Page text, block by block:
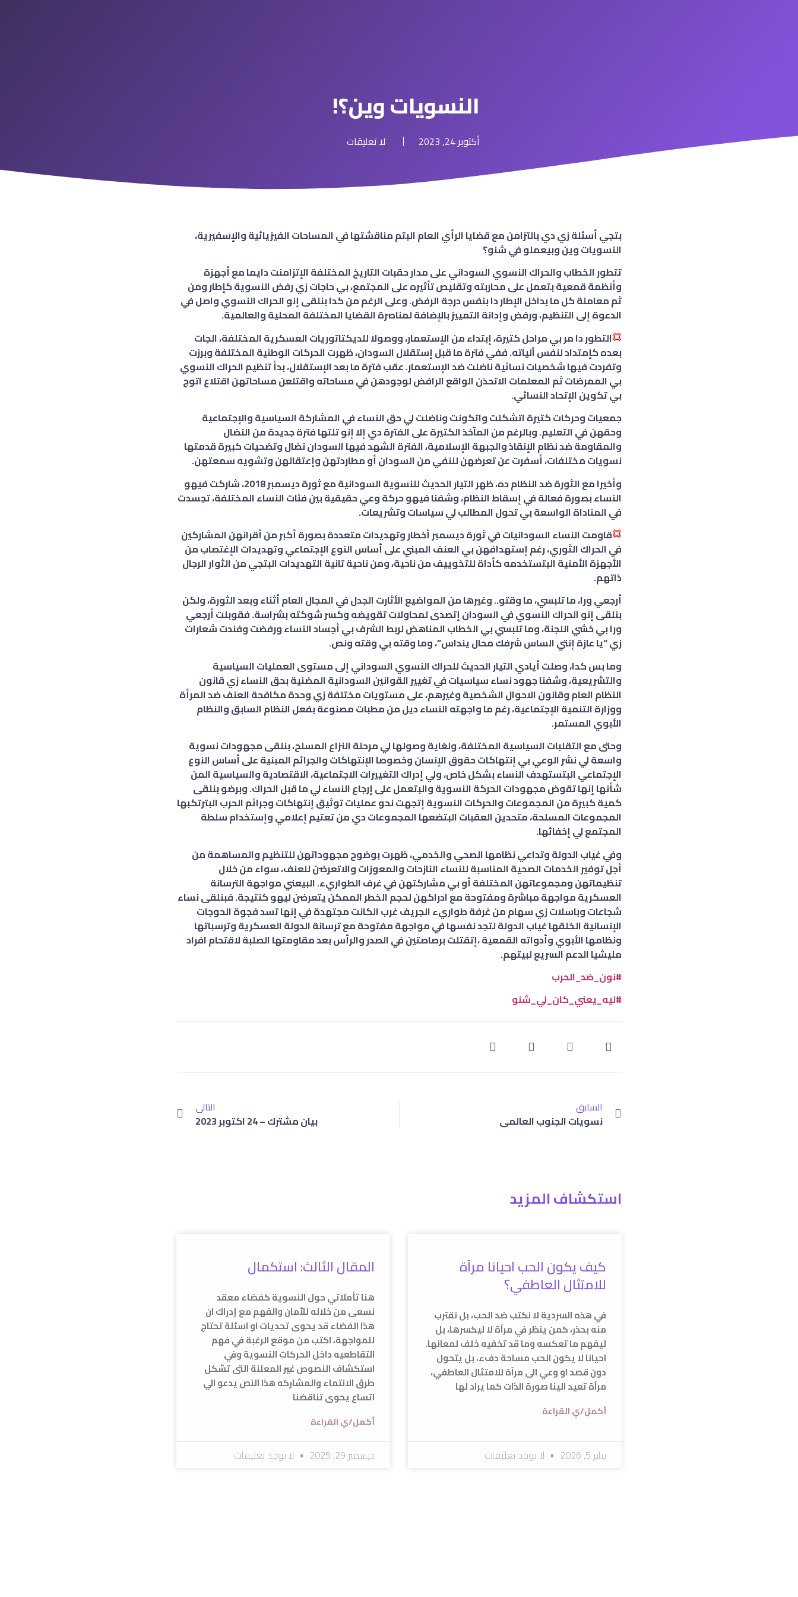
النسويات وين؟!
أكتوبر 24, 2023 لا تعليقات
بتجي أسئلة زي دي بالتزامن مع قضايا الرأي العام البتم مناقشتها في المساحات الفيزيائية والإسفيرية،
النسويات وين وبيعملو في شنو؟
تتطور الخطاب والحراك النسوي السوداني على مدار حقبات التاريخ المختلفة الإتزامنت دايما مع أجهزة
وأنظمة قمعية بتعمل على محاربته وتقليص تأثيره على المجتمع، بي حاجات زي رفض النسوية كإطار ومن
ثم معاملة كل ما بداخل الإطار دا بنفس درجة الرفض. وعلى الرغم من كدا بنلقى إنو الحراك النسوي واصل في
الدعوة إلى التنظيم، ورفض وإدانة التمييز بالإضافة لمناصرة القضايا المختلفة المحلية والعالمية.
التطور دا مر بي مراحل كتيرة، إبتداء من الإستعمار، ووصولا للديكتاتوريات العسكرية المختلفة، الجات
بعده كإمتداد لنفس آلياته. ففي فترة ما قبل إستقلال السودان، ظهرت الحركات الوطنية المختلفة وبرزت
وتفردت فيها شخصيات نسائية ناضلت ضد الإستعمار. عقب فترة ما بعد الإستقلال، بدأ تنظيم الحراك النسوي
بي الممرضات ثم المعلمات الاتحدَن الواقع الرافض لوجودهن في مساحاته واقتلعن مساحاتهن اقتلاع اتوج
بي تكوين الإتحاد النسائي.
جمعيات وحركات كتيرة اتشكلت واتكونت وناضلت لي حق النساء في المشاركة السياسية والإجتماعية
وحقهن في التعليم. وبالرغم من المآخذ الكتيرة على الفترة دي إلا إنو تلتها فترة جديدة من النضال
والمقاومة ضد نظام الإنقاذ والجبهة الإسلامية، الفترة الشهد فيها السودان نضال وتضحيات كبيرة قدمتها
نسويات مختلفات، أسفرت عن تعرضهن للنفي من السودان أو مطاردتهن وإعتقالهن وتشويه سمعتهن.
وأخيرا مع الثورة ضد النظام ده، ظهر التيار الحديث للنسوية السودانية مع ثورة ديسمبر 2018، شاركت فيهو
النساء بصورة فعالة في إسقاط النظام، وشفنا فيهو حركة وعي حقيقية بين فئات النساء المختلفة، تجسدت
في المناداة الواسعة بي تحول المطالب لي سياسات وتشريعات.
قاومت النساء السودانيات في ثورة ديسمبر أخطار وتهديدات متعددة بصورة أكبر من أقرانهن المشاركين
في الحراك الثوري، رغم إستهدافهن بي العنف المبني على أساس النوع الإجتماعي وتهديدات الإغتصاب من
الأجهزة الأمنية البتستخدمه كأداة للتخوييف من ناحية، ومن ناحية تانية التهديدات البتجي من الثوار الرجال
ذاتهم.
أرجعي ورا، ما تلبسي، ما وقتو.. وغيرها من المواضيع الأثارت الجدل في المجال العام أثناء وبعد الثورة، ولكن
بنلقى إنو الحراك النسوي في السودان إتصدى لمحاولات تقويضه وكسر شوكته بشراسة. فقوبلت أرجعي
ورا بي خشي اللجنة، وما تلبسي بي الخطاب المناهض لربط الشرف بي أجساد النساء ورفضت وفندت شعارات
زي “يا عازة إنتي الساس شرفك محال ينداس”، وما وقته بي وقته ونص.
وما بس كدا، وصلت أيادي التيار الحديث للحراك النسوي السوداني إلى مستوى العمليات السياسية
والتشريعية، وشفنا جهود نساء سياسيات في تغيير القوانين السودانية المضنية بحق النساء زي قانون
النظام العام وقانون الاحوال الشخصية وغيرهم، على مستويات مختلفة زي وحدة مكافحة العنف ضد المرأة
ووزارة التنمية الإجتماعية، رغم ما واجهته النساء ديل من مطبات مصنوعة بفعل النظام السابق والنظام
الأبوي المستمر.
وحتى مع التقلبات السياسية المختلفة، ولغاية وصولها لي مرحلة النزاع المسلح، بنلقى مجهودات نسوية
واسعة لي نشر الوعي بي إنتهاكات حقوق الإنسان وخصوصا الإنتهاكات والجرائم المبنية على أساس النوع
الإجتماعي البتستهدف النساء بشكل خاص، ولي إدراك التغييرات الاجتماعية، الاقتصادية والسياسية المن
شأنها إنها تقوض مجهودات الحركة النسوية والبتعمل على إرجاع النساء لي ما قبل الحراك. وبرضو بنلقى
كمية كبيرة من المجموعات والحركات النسوية إتجهت نحو عمليات توثيق إنتهاكات وجرائم الحرب البترتكبها
المجموعات المسلحة، متحدين العقبات البتضعها المجموعات دي من تعتيم إعلامي وإستخدام سلطة
المجتمع لي إخفائها.
وفي غياب الدولة وتداعي نظامها الصحي والخدمي، ظهرت بوضوح مجهوداتهن للتنظيم والمساهمة من
أجل توفير الخدمات الصحية المناسبة للنساء النازحات والمعوزات والاتعرضن للعنف، سواء من خلال
تنظيماتهن ومجموعاتهن المختلفة أو بي مشاركتهن في غرف الطواريء. البيعني مواجهة الترسانة
العسكرية مواجهة مباشرة ومفتوحة مع ادراكهن لحجم الخطر الممكن يتعرضن ليهو كنتيجة. فبنلقى نساء
شجاعات وباسلات زي سهام من غرفة طواريء الجريف غرب الكانت مجتهدة في إنها تسد فجوة الحوجات
الإنسانية الخلقها غياب الدولة لتجد نفسها في مواجهة مفتوحة مع ترسانة الدولة العسكرية وترسباتها
ونظامها الأبوي وأدواته القمعية ،إتقتلت برصاصتين في الصدر والرأس بعد مقاومتها الصلبة لاقتحام افراد
مليشيا الدعم السريع لبيتهم.
#نون_ضد_الحرب
#ليه_يعني_كان_لي_شنو
السابق
نسويات الجنوب العالمي
التالي
بيان مشترك – 24 اكتوبر 2023
استكشاف المزيد
كيف يكون الحب احيانا مرآة
للامتثال العاطفي؟
في هذه السردية لا نكتب ضد الحب، بل نقترب
منه بحذر، كمن ينظر في مرآة لا ليكسرها، بل
ليفهم ما تعكسه وما قد تخفيه خلف لمعانها.
احيانا لا يكون الحب مساحة دفء، بل يتحول
دون قصد او وعي الى مرآة للامتثال العاطفي،
مرآة تعيد الينا صورة الذات كما يراد لها
أكمل/ي القراءة
يناير 5, 2026 لا توجد تعليقات
المقال الثالث: استكمال
هنا تأملاتي حول النسوية كفضاء معقد
نسعى من خلاله للأمان والفهم مع إدراك ان
هذا الفضاء قد يحوى تحديات او اسئلة تحتاج
للمواجهة، اكتب من موقع الرغبة في فهم
التقاطعيه داخل الحركات النسوية وفي
استكشاف النصوص غير المعلنة التى تشكل
طرق الانتماء والمشاركه هذا النص يدعو الي
اتساع يحوى تناقضنا
أكمل/ي القراءة
ديسمبر 29, 2025 لا توجد تعليقات